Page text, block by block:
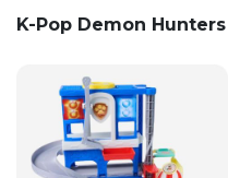
K-Pop Demon Hunters